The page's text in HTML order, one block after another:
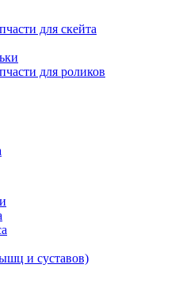
для скейта
для роликов
и суставов)